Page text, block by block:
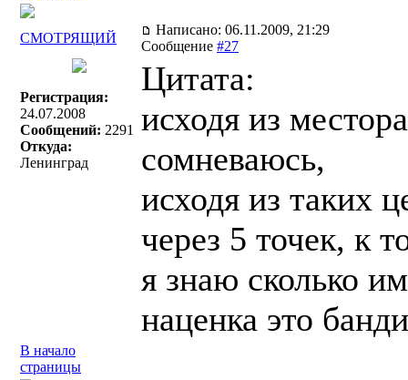
СМОТРЯЩИЙ
Написано: 06.11.2009, 21:29
Сообщение #27
Регистрация:
24.07.2008
Сообщений: 2291
Откуда:
Ленинград
Цитата:
исходя из
сомневаюсь,
исходя из таких
через 5 точек, к
я знаю сколько
наценка это
В начало
страницы